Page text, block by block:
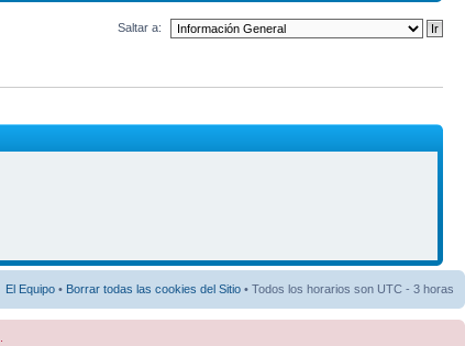
Saltar a:
El Equipo • Borrar todas las cookies del Sitio • Todos los horarios son UTC - 3 horas